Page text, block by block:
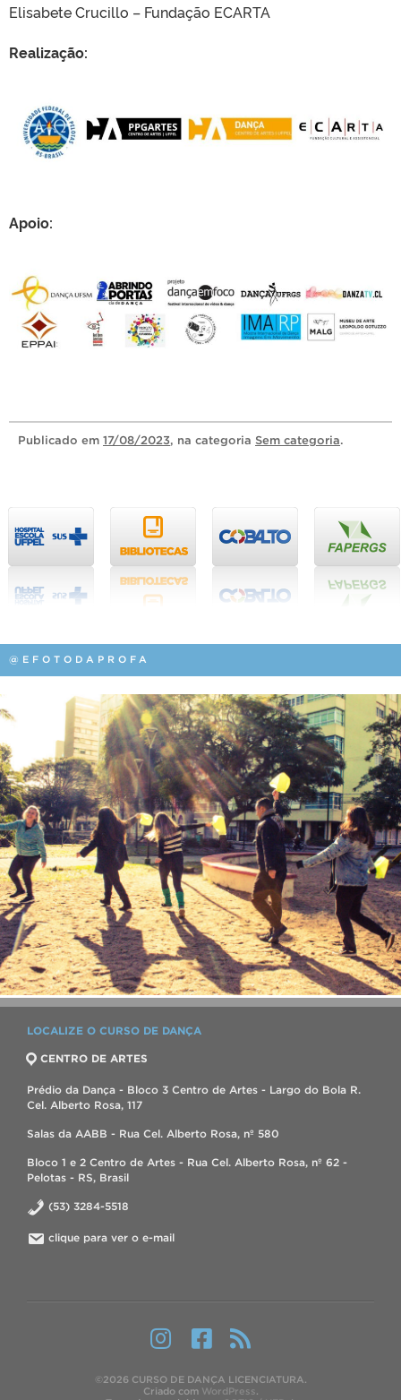
Elisabete Crucillo – Fundação ECARTA
Realização:
Apoio:
Publicado em 17/08/2023, na categoria Sem categoria.
@EFOTODAPROFA
LOCALIZE O CURSO DE DANÇA
CENTRO DE ARTES
Prédio da Dança - Bloco 3 Centro de Artes - Largo do Bola R.
Cel. Alberto Rosa, 117
Salas da AABB - Rua Cel. Alberto Rosa, nº 580
Bloco 1 e 2 Centro de Artes - Rua Cel. Alberto Rosa, nº 62 -
Pelotas - RS, Brasil
(53) 3284-5518
clique para ver o e-mail
©2026 CURSO DE DANÇA LICENCIATURA.
Criado com WordPress.